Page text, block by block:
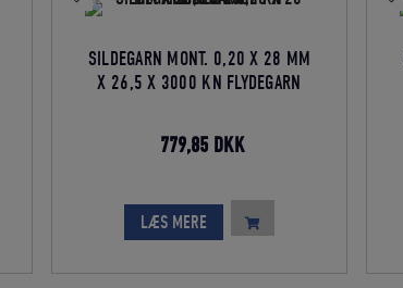
SILDEGARN MONT. 0,20 X 28 MM
X 26,5 X 3000 KN FLYDEGARN
Den
pris
var:
866,50 DKK.
779,85 DKKDen
er:
779,85 DKK.
LÆS MERE